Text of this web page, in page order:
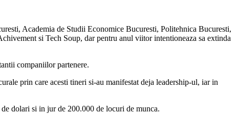
Academia de Studii Economice Bucuresti, Politehnica Bucuresti,
si Tech Soup, dar pentru anul viitor intentioneaza sa extinda
companiilor partenere.
prin care acesti tineri si-au manifestat deja leadership-ul, iar in
dolari si in jur de 200.000 de locuri de munca.